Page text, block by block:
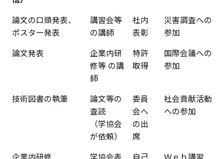
論文の口頭発表、
ポスター発表
講習会等
の講師
社内
表彰
災害調査への
参加
論文発表
企業内研
修等 の講
師
特許
取得
国際会議への
参加
技術図書の執筆
論文等の
査読
（学協会
が依頼）
委員
会へ
の出
席
社会貢献活動
への参加